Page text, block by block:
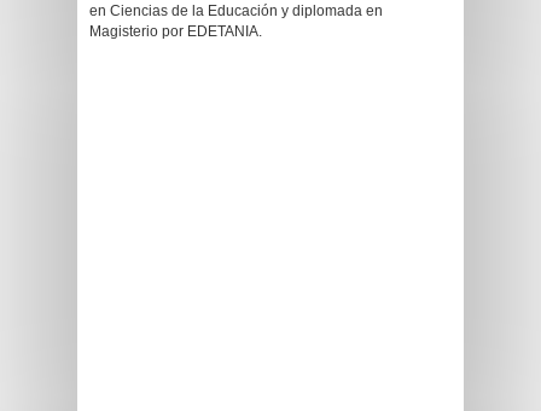
en Ciencias de la Educación y diplomada en
Magisterio por EDETANIA.